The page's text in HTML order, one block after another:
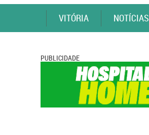
VITÓRIA NOTÍCIAS
PUBLICIDADE